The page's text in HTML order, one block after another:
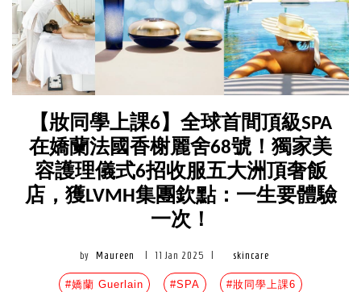
【妝同學上課6】全球首間頂級SPA
在嬌蘭法國香榭麗舍68號！獨家美
容護理儀式6招收服五大洲頂奢飯
店，獲LVMH集團欽點：一生要體驗
一次！
by Maureen 11 Jan 2025 skincare
#嬌蘭 Guerlain #SPA #妝同學上課6